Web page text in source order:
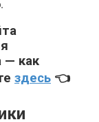
.
— как
здесь 👈